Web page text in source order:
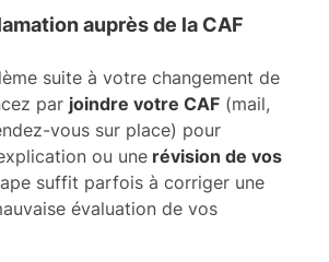
auprès de la CAF
suite à votre changement de
par joindre votre CAF (mail,
vous sur place) pour
ou une révision de vos
suffit parfois à corriger une
évaluation de vos